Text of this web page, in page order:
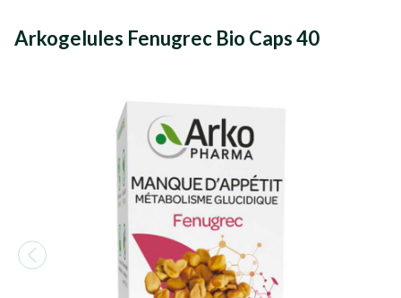
Arkogelules Fenugrec Bio Caps 40